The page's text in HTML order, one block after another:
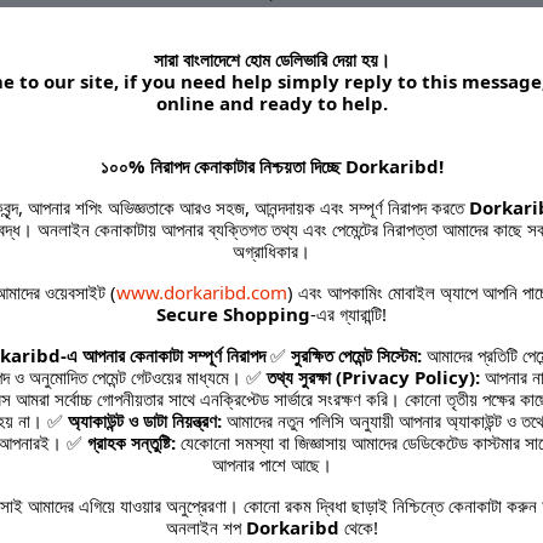
ক্যালসিয়াম এবং ভিটামিন-ডি
মানসিক চাপ নিয়ন্ত্রণ:প্রতিদিনের ব্যস্ত জীবনের ধকল
ইন্ডিয়ান অরিজিনাল প্রোডাক্ট:সরাসরি ভারত থেকে
কোয়ালিটি নিশ্চিত করা হয়েছে।
বিধি
প্রতিদিন দুপুরে বা সকালে ভরা পেটে ১টি করে ক্যাপসুল
ভালো ফলাফলের জন্য একটানা ২-৩ মাস সেবন করা
১৮ বছরের উর্ধ্বে পুরুষদের জন্য এটি একটি আদর্শ স্বাস্থ্য
অলসতা আর ক্লান্তি কি আপনাকে ঘিরে ধরেছে।
সারা বাংলাদেশে হোম ডেলিভারি দেয়া হয়।
to our site, if you need help simply reply to this
online and ready to help.
১০০% নিরাপদ কেনাকাটার নিশ্চয়তা দিচ্ছে Dorkaribd!
আপনার শপিং অভিজ্ঞতাকে আরও সহজ, আনন্দদায়ক এবং সম্পূর্ণ নিরাপদ করতে
অনলাইন কেনাকাটায় আপনার ব্যক্তিগত তথ্য এবং পেমেন্টের নিরাপত্তা আমাদের কাছে
অগ্রাধিকার।
ওয়েবসাইট (www.dorkaribd.com) এবং আপকামিং মোবাইল অ্যাপে আপনি
Secure Shopping-এর গ্যারান্টি!
এ আপনার কেনাকাটা সম্পূর্ণ নিরাপদ✅ সুরক্ষিত পেমেন্ট সিস্টেম:আমাদের প্রতিটি
ও অনুমোদিত পেমেন্ট গেটওয়ের মাধ্যমে। ✅তথ্য সুরক্ষা (Privacy Policy):আপনার
আমরা সর্বোচ্চ গোপনীয়তার সাথে এনক্রিপ্টেড সার্ভারে সংরক্ষণ করি। কোনো তৃতীয় পক্ষের
না। ✅ অ্যাকাউন্ট ও ডাটা নিয়ন্ত্রণ: আমাদের নতুন পলিসি অনুযায়ী আপনার অ্যাকাউন্ট ও
আপনারই। ✅ গ্রাহক সন্তুষ্টি: যেকোনো সমস্যা বা জিজ্ঞাসায় আমাদের ডেডিকেটেড কাস্টমার
আপনার পাশে আছে।
আমাদের এগিয়ে যাওয়ার অনুপ্রেরণা। কোনো রকম দ্বিধা ছাড়াই নিশ্চিন্তে কেনাকাটা
অনলাইন শপ Dorkaribd থেকে!